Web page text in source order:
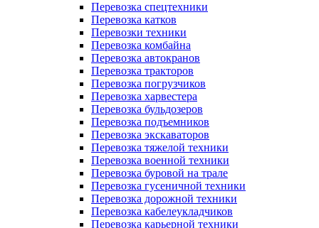
Перевозка спецтехники
Перевозка катков
Перевозки техники
Перевозка комбайна
Перевозка автокранов
Перевозка тракторов
Перевозка погрузчиков
Перевозка харвестера
Перевозка бульдозеров
Перевозка подъемников
Перевозка экскаваторов
Перевозка тяжелой техники
Перевозка военной техники
Перевозка буровой на трале
Перевозка гусеничной техники
Перевозка дорожной техники
Перевозка кабелеукладчиков
Перевозка карьерной техники